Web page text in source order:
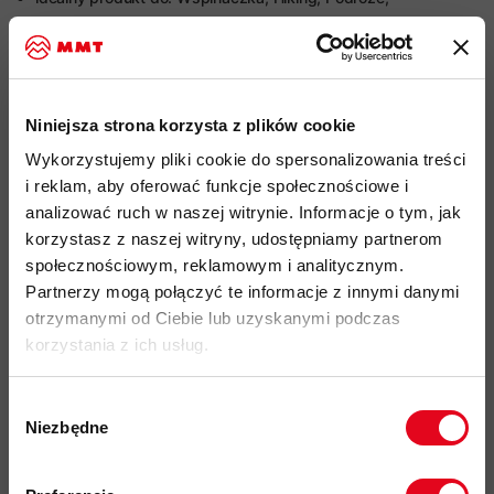
Niniejsza strona korzysta z plików cookie
Wykorzystujemy pliki cookie do spersonalizowania treści
i reklam, aby oferować funkcje społecznościowe i
analizować ruch w naszej witrynie. Informacje o tym, jak
korzystasz z naszej witryny, udostępniamy partnerom
społecznościowym, reklamowym i analitycznym.
Partnerzy mogą połączyć te informacje z innymi danymi
otrzymanymi od Ciebie lub uzyskanymi podczas
korzystania z ich usług.
zgody
Niezbędne
funkcjonalna koszulka o charakterze multi-sportowym z
nadrukowanym logotypem marki na froncie
miękki, wygodny i lekko elastyczny materiałpureOrganic
ekologicznej bawełny
organiczna bawełna certyfikowana standardem Global
Organic Textile Standard (GOTS) do przetwarzania tekstyliów
z ekologicznych i naturalnych włókien, uprawiana bez
pestycydów, herbicydów i GMO
eleganckie, drobne wyszywane logo aktywności górskiej na
piersi - każdy kolor koszulki ma inny wzór
nadruki metek na karku w technologii sitodruku z certyfikatem